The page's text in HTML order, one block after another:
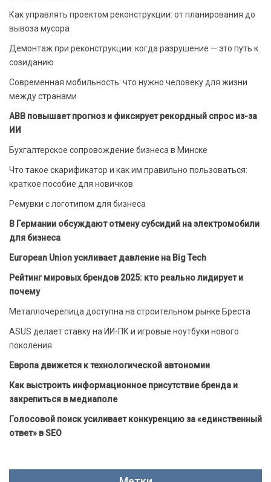
Как управлять проектом реконструкции: от планирования до
вывоза мусора
Демонтаж при реконструкции: когда разрушение — это путь к
созиданию
Современная мобильность: что нужно человеку для жизни
между странами
ABB повышает прогноз и фиксирует рекордный спрос из-за
ИИ
Бухгалтерское сопровождение бизнеса в Минске
Что такое скарификатор и как им правильно пользоваться:
краткое пособие для новичков
Ремувки с логотипом для бизнеса
В Германии обсуждают отмену субсидий на электромобили
для бизнеса
European Union усиливает давление на Big Tech
Рейтинг мировых брендов 2025: кто реально лидирует и
почему
Металлочерепица доступна на строительном рынке Бреста
ASUS делает ставку на ИИ-ПК и игровые ноутбуки нового
поколения
Европа движется к технологической автономии
Как выстроить информационное присутствие бренда и
закрепиться в медиаполе
Голосовой поиск усиливает конкуренцию за «единственный
ответ» в SEO